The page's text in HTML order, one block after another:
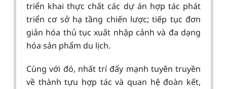
triển khai thực chất các dự án hợp tác phát
triển cơ sở hạ tầng chiến lược; tiếp tục đơn
giản hóa thủ tục xuất nhập cảnh và đa dạng
hóa sản phẩm du lịch.
Cùng với đó, nhất trí đẩy mạnh tuyên truyền
về thành tựu hợp tác và quan hệ đoàn kết,